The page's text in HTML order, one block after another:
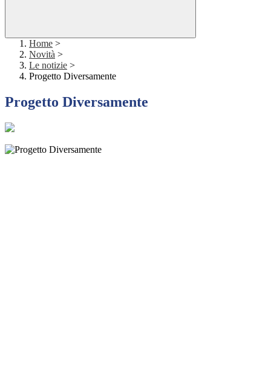
Home >
Novità >
Le notizie >
Progetto Diversamente
Progetto Diversamente